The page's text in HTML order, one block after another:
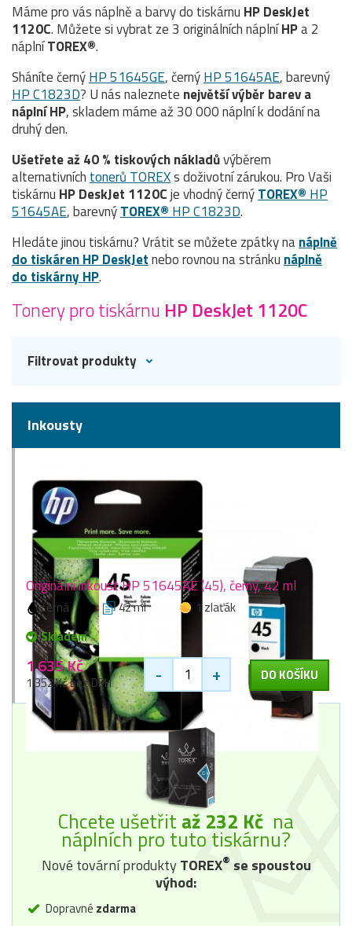
Máme pro vás náplně a barvy do tiskárnu HP DeskJet
1120C. Můžete si vybrat ze 3 originálních náplníHPa 2
náplníTOREX®.
Sháníte černýHP 51645GE, černýHP 51645AE, barevný
HP C1823D? U nás naleznete největší výběr barev a
náplní HP, skladem máme až 30 000 náplní k dodání na
druhý den.
Ušetřete až 40 % tiskových nákladůvýběrem
alternativních tonerů TOREXs doživotní zárukou. Pro Vaši
tiskárnu HP DeskJet 1120Cje vhodný černýTOREX® HP
51645AE, barevnýTOREX® HP C1823D.
Hledáte jinou tiskárnu? Vrátit se můžete zpátky nanáplně
do tiskáren HP DeskJetnebo rovnou na stránku náplně
do tiskárny HP.
Tonery pro tiskárnu HP DeskJet 1120C
Filtrovat produkty
Inkousty
Originální inkoust HP 51645AE (45), černý, 42 ml
černá 42 ml
1 zlaťák
Skladem
1 635 Kč
1 352 Kč bez DPH - + DO KOŠÍKU
Chcete ušetřit až 232 Kč na
náplních pro tuto tiskárnu?
Nové tovární produktyTOREX® se spoustou
výhod:
Dopravné zdarma